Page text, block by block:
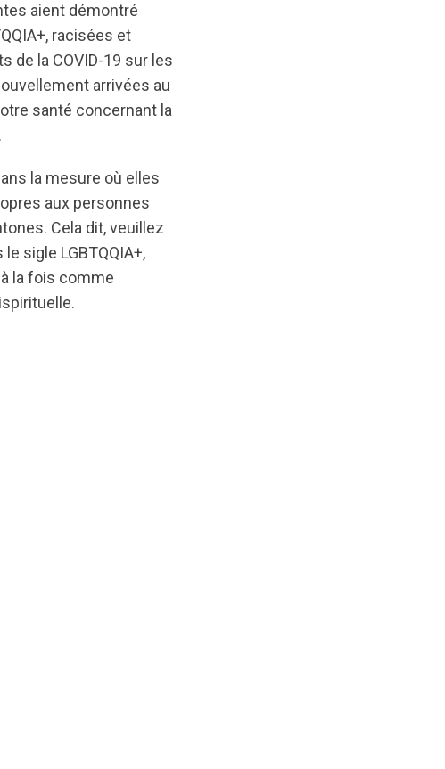
aient démontré
racisées et
de la COVID-19 sur les
arrivées au
santé concernant la
la mesure où elles
aux personnes
Cela dit, veuillez
sigle LGBTQQIA+,
la fois comme